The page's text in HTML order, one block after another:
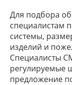
Для подбора
специалистам
системы,
изделий и
Специалисты
регулируемые
предложение